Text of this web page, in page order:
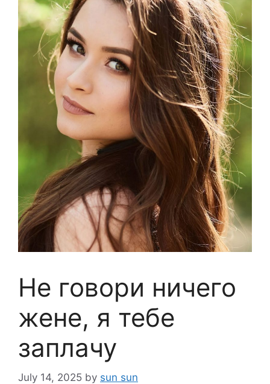
Не говори ничего
жене, я тебе
заплачу
July 14, 2025 by sun sun